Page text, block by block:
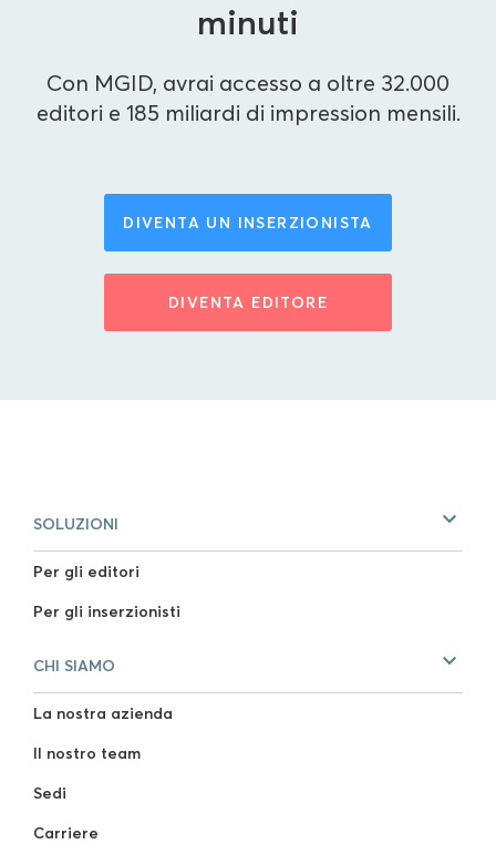
minuti
Con MGID, avrai accesso a oltre 32.000
editori e 185 miliardi di impression mensili.
DIVENTA UN INSERZIONISTA
DIVENTA EDITORE
SOLUZIONI
Per gli editori
Per gli inserzionisti
CHI SIAMO
La nostra azienda
Il nostro team
Sedi
Carriere